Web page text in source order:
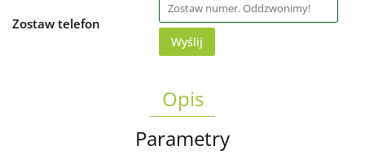
Zostaw telefon
Wyślij
Opis
Parametry